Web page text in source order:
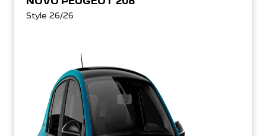
Style 26/26